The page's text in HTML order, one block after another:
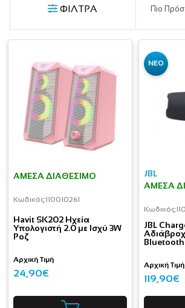
ΦΙΛΤΡΑ
ΆΜΕΣΑ ΔΙΑΘΈΣΙΜΟ
Κωδικός:I10010261
Havit SK202 Ηχεία
Υπολογιστή 2.0 με Ισχύ 3W
Ροζ
Αρχική Τιμή
24,90€
ΝΕΟ
JBL
ΆΜΕΣΑ
Κωδικός:
JBL
Bluetooth
Αρχική Τιμή
119,90€